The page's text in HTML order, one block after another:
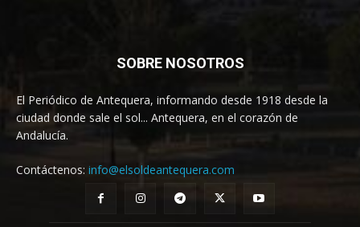
SOBRE NOSOTROS
El Periódico de Antequera, informando desde 1918 desde la
ciudad donde sale el sol... Antequera, en el corazón de
Andalucía.
Contáctenos: info@elsoldeantequera.com